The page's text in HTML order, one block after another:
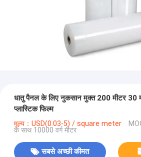
धातु पैनल के लिए नुकसान मुक्त 200 मीटर 30
प्लास्टिक फिल्म
मूल्य：USD(0.03-5) / square meter
के साथ 10000 वर्ग मीटर
सबसे अच्छी कीमत